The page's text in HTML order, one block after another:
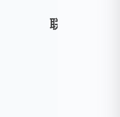
联系我们